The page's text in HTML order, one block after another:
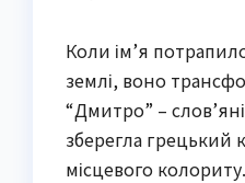
Коли ім’я
землі, воно
“Дмитро” –
зберегла грецький
місцевого колориту.